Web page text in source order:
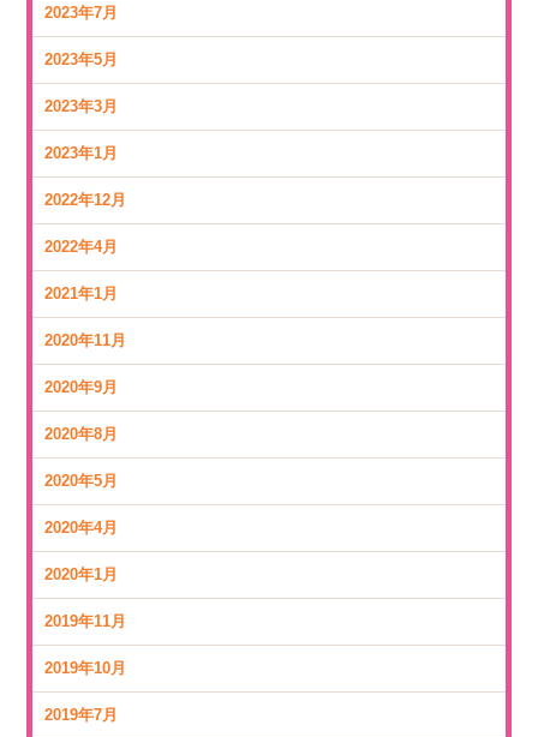
2023年7月
2023年5月
2023年3月
2023年1月
2022年12月
2022年4月
2021年1月
2020年11月
2020年9月
2020年8月
2020年5月
2020年4月
2020年1月
2019年11月
2019年10月
2019年7月